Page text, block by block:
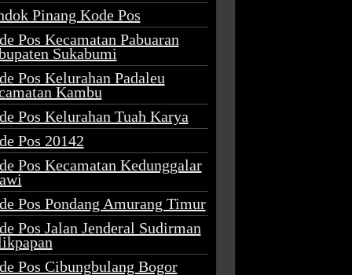
Pinang Kode Pos
Pos Kecamatan Pabuaran
Sukabumi
Pos Kelurahan Padaleu
Kambu
Pos Kelurahan Tuah Karya
Pos 20142
Pos Kecamatan Kedunggalar
Pos Pondang Amurang Timur
Pos Jalan Jenderal Sudirman
Pos Cibungbulang Bogor